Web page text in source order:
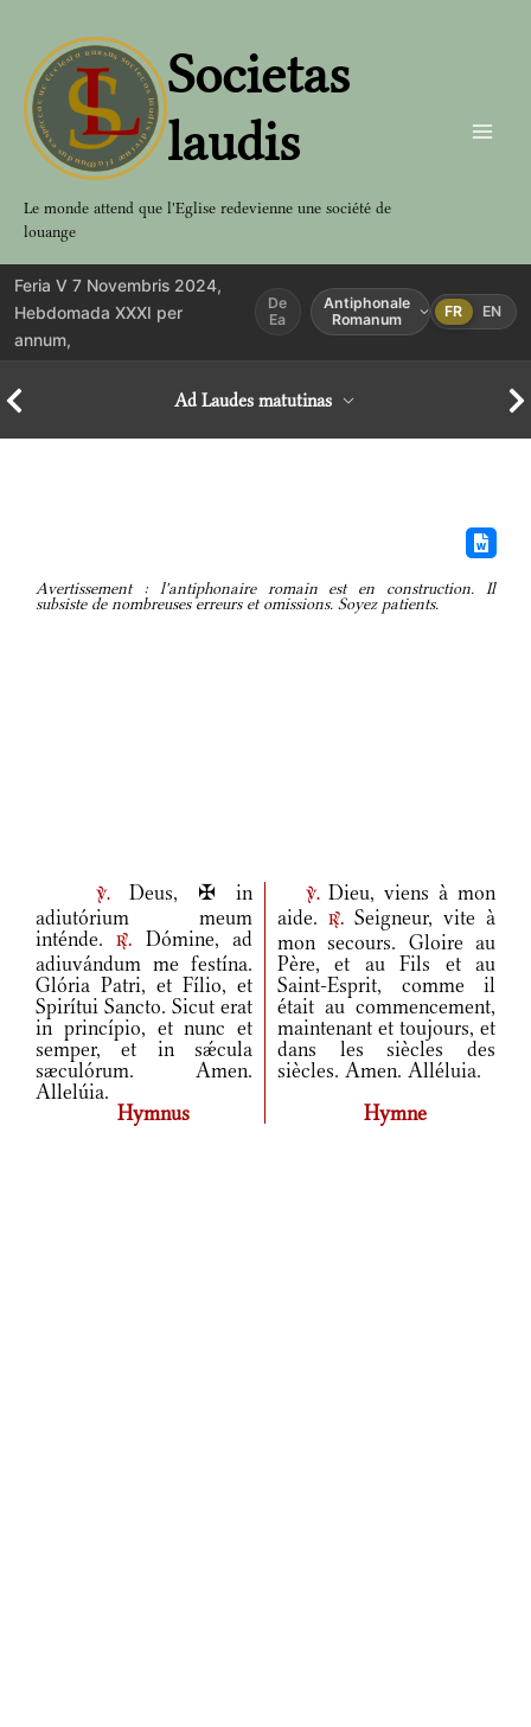
contenu
Societas
laudis
Le monde attend que l'Eglise redevienne une société de
louange
Feria V 7 Novembris 2024,
Hebdomada XXXI per
annum,
De
Ea
Antiphonale
Romanum
FR EN
Ad Laudes matutinas
Avertissement : l'antiphonaire romain est en construction. Il
subsiste de nombreuses erreurs et omissions. Soyez patients.
v.Deus, ✠ in
adiutórium meum
inténde.r.
Dómine, ad
adiuvándum me festína.
Glória Patri, et Fílio, et
Spirítui Sancto. Sicut erat
in princípio, et nunc et
semper, et in sǽcula
sæculórum. Amen.
Allelúia.
v.Dieu, viens à mon
aide.
r. Seigneur, vite à
mon secours. Gloire au
Père, et au Fils et au
Saint-Esprit, comme il
était au commencement,
maintenant et toujours, et
dans les siècles des
siècles. Amen. Alléluia.
Hymnus
Hymne